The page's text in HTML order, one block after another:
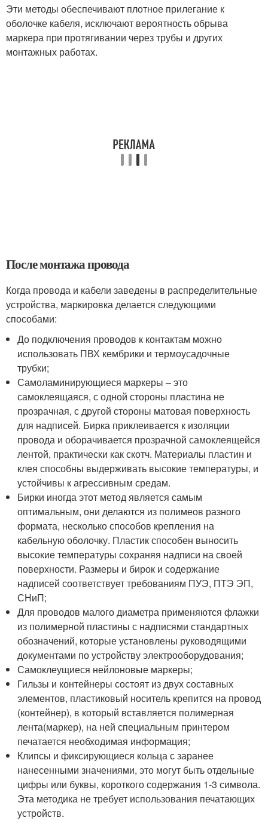
Эти методы обеспечивают плотное прилегание к
оболочке кабеля, исключают вероятность обрыва
маркера при протягивании через трубы и других
монтажных работах.
После монтажа провода
Когда провода и кабели заведены в распределительные
устройства, маркировка делается следующими
способами:
До подключения проводов к контактам можно
использовать ПВХ кембрики и термоусадочные
трубки;
Самоламинирующиеся маркеры – это
самоклеящаяся, с одной стороны пластина не
прозрачная, с другой стороны матовая поверхность
для надписей. Бирка приклеивается к изоляции
провода и оборачивается прозрачной самоклеящейся
лентой, практически как скотч. Материалы пластин и
клея способны выдерживать высокие температуры, и
устойчивы к агрессивным средам.
Бирки иногда этот метод является самым
оптимальным, они делаются из полимеов разного
формата, несколько способов крепления на
кабельную оболочку. Пластик способен выносить
высокие температуры сохраняя надписи на своей
поверхности. Размеры и бирок и содержание
надписей соответствует требованиям ПУЭ, ПТЭ ЭП,
СНиП;
Для проводов малого диаметра применяются флажки
из полимерной пластины с надписями стандартных
обозначений, которые установлены руководящими
документами по устройству электрооборудования;
Самоклеущиеся нейлоновые маркеры;
Гильзы и контейнеры состоят из двух составных
элементов, пластиковый носитель крепится на провод
(контейнер), в который вставляется полимерная
лента(маркер), на ней специальным принтером
печатается необходимая информация;
Клипсы и фиксирующиеся кольца с заранее
нанесенными значениями, это могут быть отдельные
цифры или буквы, короткого содержания 1-3 символа.
Эта методика не требует использования печатающих
устройств.